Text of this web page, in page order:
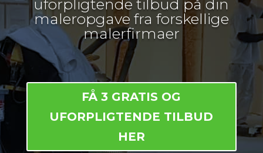
uforpligtende tilbud på din
maleropgave fra forskellige
malerfirmaer
FÅ 3 GRATIS OG
UFORPLIGTENDE TILBUD
HER